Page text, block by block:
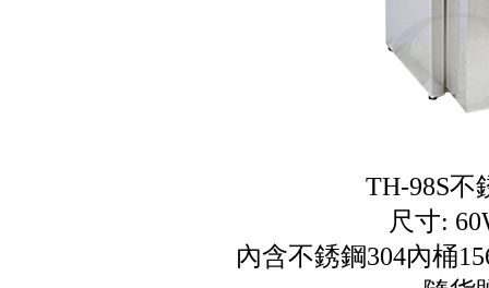
TH-98S不
尺寸:
內含不銹鋼304內桶